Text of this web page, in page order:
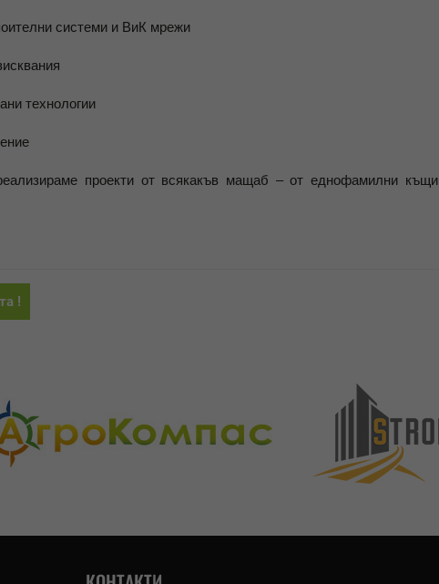
системи и ВиК мрежи
технологии
проекти от всякакъв мащаб – от еднофамилни
!